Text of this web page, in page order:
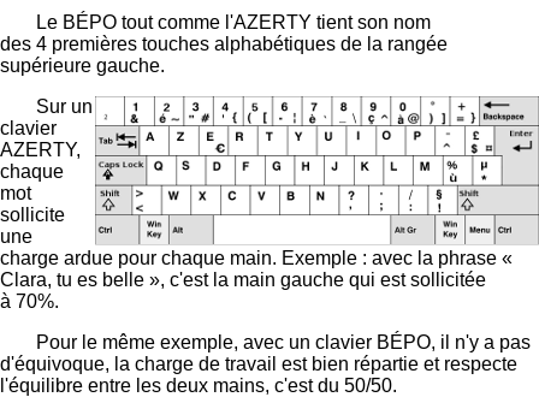
Le BÉPO tout comme l'AZERTY tient son nom
des 4 premières touches alphabétiques de la rangée
supérieure gauche.
Sur un
clavier
AZERTY,
chaque
mot
sollicite
une
charge ardue pour chaque main. Exemple : avec la phrase «
Clara, tu es belle », c'est la main gauche qui est sollicitée
à 70%.
Pour le même exemple, avec un clavier BÉPO, il n'y a pas
d'équivoque, la charge de travail est bien répartie et respecte
l'équilibre entre les deux mains, c'est du 50/50.